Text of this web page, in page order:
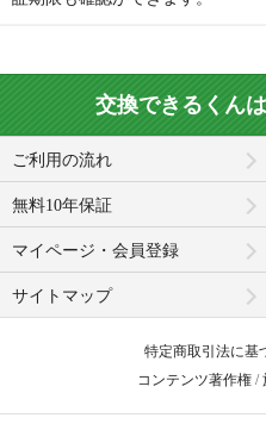
交換できるくん
ご利用の流れ
無料10年保証
マイページ・会員登録
サイトマップ
特定商取引法に基
コンテンツ著作権